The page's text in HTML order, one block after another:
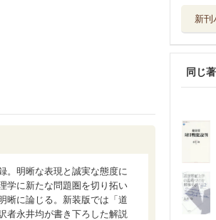
。明晰な表現と誠実な態度に
学に新たな問題圏を切り拓い
晰に論じる。新装版では「道
者永井均が書き下ろした解説
新刊
同じ